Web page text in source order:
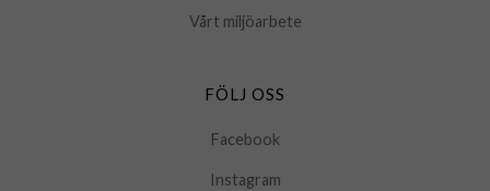
Vårt miljöarbete
FÖLJ OSS
Facebook
Instagram